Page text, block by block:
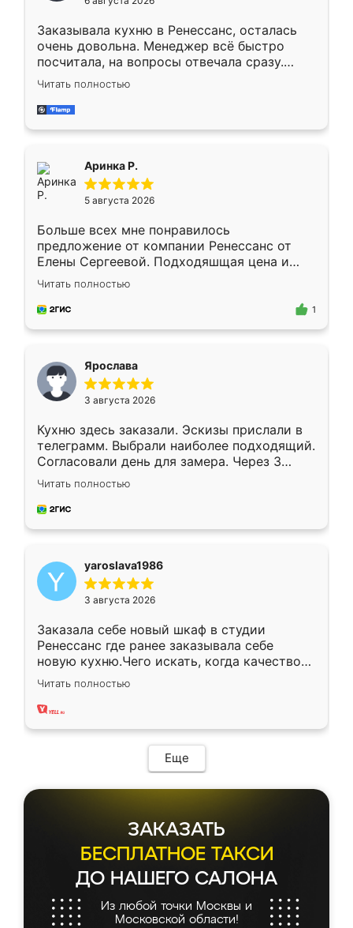
мебели буду заказывать только здесь.
Заказывала кухню в Ренессанс, осталась
очень довольна. Менеджер всё быстро
посчитала, на вопросы отвечала сразу.
Замерщик приехал в субботу, подошёл к
делу со всей ответственностью. Собрали
за день, ребята работали аккуратно, даже
Читать полностью
Аринка Р.
5 августа 2026
Больше всех мне понравилось
предложение от компании Ренессанс от
Елены Сергеевой. Подходяшщая цена и
короткие сроки изготовления. Приехавший
для замера сотрудник Владислав
предложил по моему эскизу самый
Читать полностью
1
Ярослава
3 августа 2026
Кухню здесь заказали. Эскизы прислали в
телеграмм. Выбрали наиболее подходящий.
Согласовали день для замера. Через 3
недели кухня была уже готова. Остались
довольны работой. Спасибо Ренессанс
мебель за качественную работу!
Читать полностью
yaroslava1986
3 августа 2026
Заказала себе новый шкаф в студии
Ренессанс где ранее заказывала себе
новую кухню.Чего искать, когда качеством
вполне довольна. Служит кухня уже почти
два года, нареканий нет.
Читать полностью
Еще
ЗАКАЗАТЬ
БЕСПЛАТНОЕ ТАКСИ
ДО НАШЕГО САЛОНА
Из любой точки Москвы и
Московской области!